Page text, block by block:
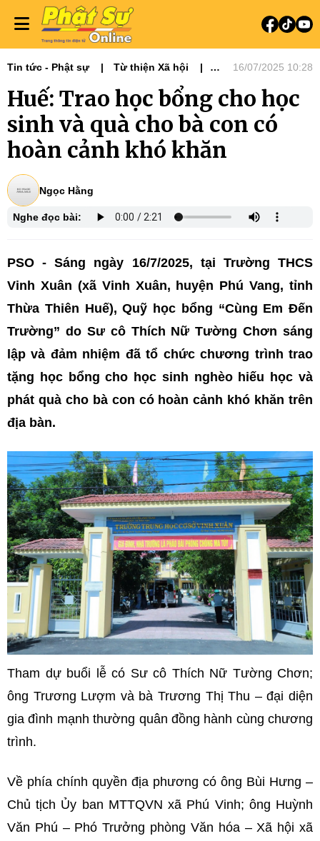
Tin tức - Phật sự
Từ thiện Xã hội
16/07/2025 10:28
Huế: Trao học bổng cho học
sinh và quà cho bà con có
hoàn cảnh khó khăn
Ngọc Hằng
Nghe đọc bài:
PSO - Sáng ngày 16/7/2025, tại Trường THCS
Vinh Xuân (xã Vinh Xuân, huyện Phú Vang, tỉnh
Thừa Thiên Huế), Quỹ học bổng “Cùng Em Đến
Trường” do Sư cô Thích Nữ Tường Chơn sáng
lập và đảm nhiệm đã tổ chức chương trình trao
tặng học bổng cho học sinh nghèo hiếu học và
phát quà cho bà con có hoàn cảnh khó khăn trên
địa bàn.
Tham dự buổi lễ có Sư cô Thích Nữ Tường Chơn;
ông Trương Lượm và bà Trương Thị Thu – đại diện
gia đình mạnh thường quân đồng hành cùng chương
trình.
Về phía chính quyền địa phương có ông Bùi Hưng –
Chủ tịch Ủy ban MTTQVN xã Phú Vinh; ông Huỳnh
Văn Phú – Phó Trưởng phòng Văn hóa – Xã hội xã